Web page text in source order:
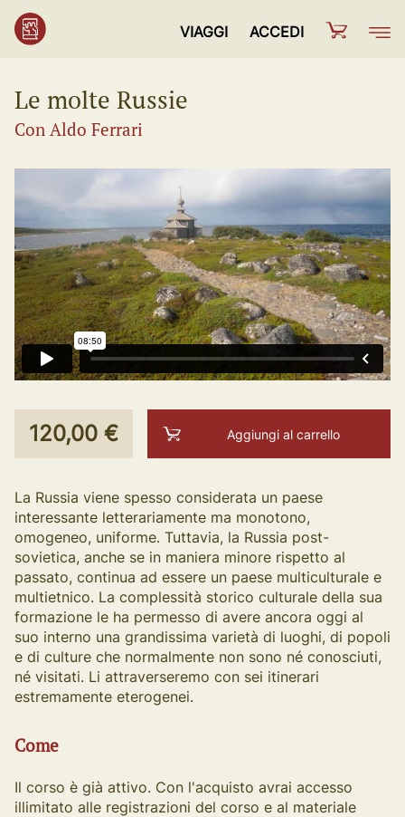
VIAGGI ACCEDI
Le molte Russie
Con Aldo Ferrari
120,00 € Aggiungi al carrello
La Russia viene spesso considerata un paese
interessante letterariamente ma monotono,
omogeneo, uniforme. Tuttavia, la Russia post-
sovietica, anche se in maniera minore rispetto al
passato, continua ad essere un paese multiculturale e
multietnico. La complessità storico culturale della sua
formazione le ha permesso di avere ancora oggi al
suo interno una grandissima varietà di luoghi, di popoli
e di culture che normalmente non sono né conosciuti,
né visitati. Li attraverseremo con sei itinerari
estremamente eterogenei.
Come
Il corso è già attivo. Con l'acquisto avrai accesso
illimitato alle registrazioni del corso e al materiale